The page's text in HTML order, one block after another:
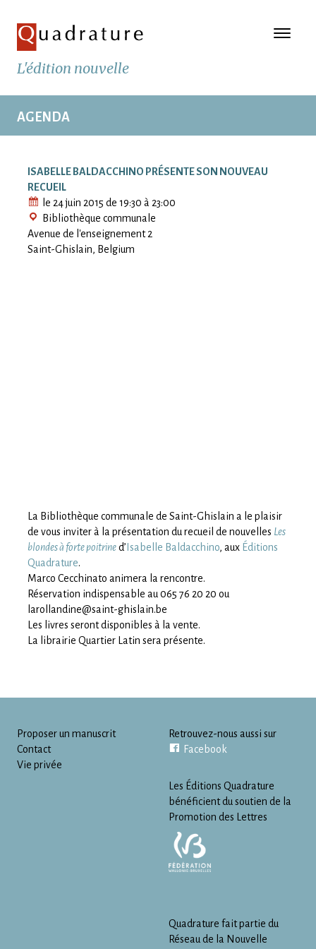
L'édition nouvelle
AGENDA
ISABELLE BALDACCHINO PRÉSENTE SON NOUVEAU
RECUEIL
le 24 juin 2015 de 19:30 à 23:00
Bibliothèque communale
Avenue de l'enseignement 2
Saint-Ghislain, Belgium
La Bibliothèque communale de Saint-Ghislain a le plaisir
de vous inviter à la présentation du recueil de nouvelles Les
blondes à forte poitrined’ Isabelle Baldacchino, aux Éditions
Quadrature.
Marco Cecchinato animera la rencontre.
Réservation indispensable au 065 76 20 20 ou
larollandine@saint-ghislain.be
Les livres seront disponibles à la vente.
La librairie Quartier Latin sera présente.
Proposer un manuscrit
Contact
Vie privée
Retrouvez-nous aussi sur
Facebook
Les Éditions Quadrature
bénéficient du soutien de la
Promotion des Lettres
Quadrature fait partie du
Réseau de la Nouvelle